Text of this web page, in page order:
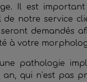
Il est
de notre service
demandés
à votre
pathologie
an, qui n’est pas